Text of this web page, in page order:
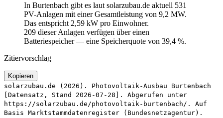
In Burtenbach gibt es laut solarzubau.de aktuell 531
PV-Anlagen mit einer Gesamtleistung von 9,2 MW.
Das entspricht 2,59 kW pro Einwohner.
209 dieser Anlagen verfügen über einen
Batteriespeicher — eine Speicherquote von 39,4 %.
Zitiervorschlag
Kopieren
solarzubau.de (2026). Photovoltaik-Ausbau Burtenbach
[Datensatz, Stand 2026-07-28]. Abgerufen unter
https://solarzubau.de/photovoltaik-burtenbach/. Auf
Basis Marktstammdatenregister (Bundesnetzagentur).